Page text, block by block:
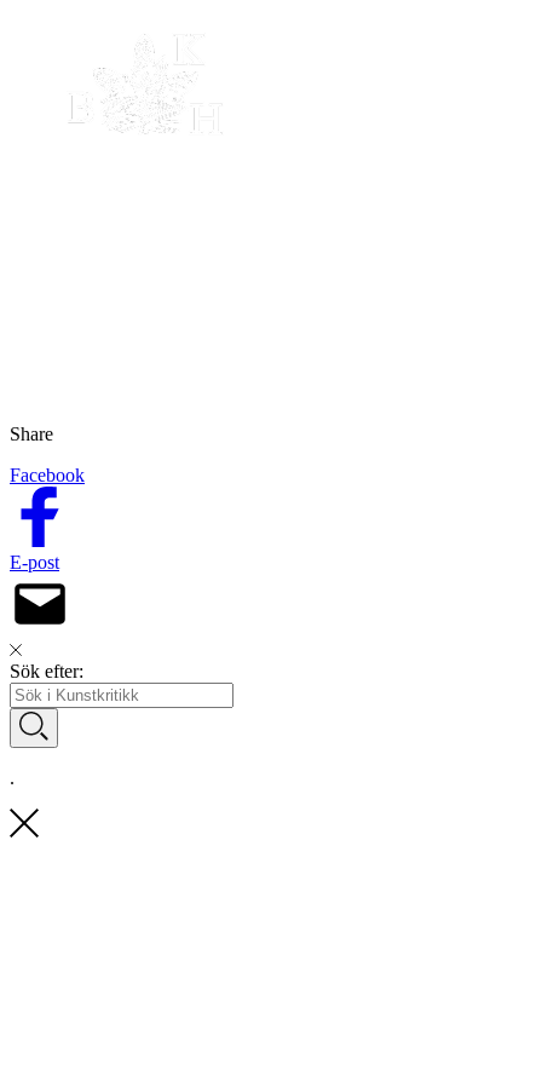
Share
Facebook
E-post
Sök efter:
.